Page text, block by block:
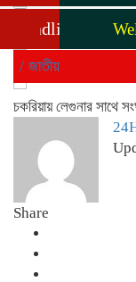
Headline
/ জাতীয়
চকরিয়ায় লেগুনার সাথে
Share